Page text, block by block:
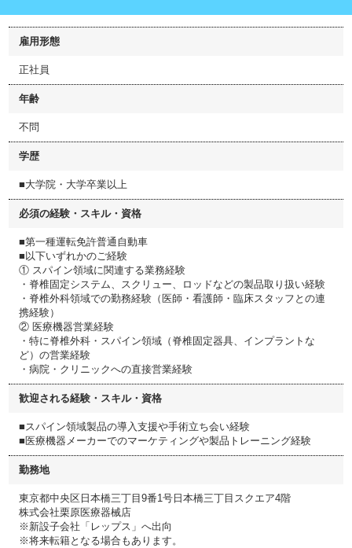
雇用形態
正社員
年齢
不問
学歴
■大学院・大学卒業以上
必須の経験・スキル・資格
■第一種運転免許普通自動車
■以下いずれかのご経験
① スパイン領域に関連する業務経験
・脊椎固定システム、スクリュー、ロッドなどの製品取り扱い経験
・脊椎外科領域での勤務経験（医師・看護師・臨床スタッフとの連
携経験）
② 医療機器営業経験
・特に脊椎外科・スパイン領域（脊椎固定器具、インプラントな
ど）の営業経験
・病院・クリニックへの直接営業経験
歓迎される経験・スキル・資格
■スパイン領域製品の導入支援や手術立ち会い経験
■医療機器メーカーでのマーケティングや製品トレーニング経験
勤務地
東京都中央区日本橋三丁目9番1号日本橋三丁目スクエア4階
株式会社栗原医療器械店
※新設子会社「レップス」へ出向
※将来転籍となる場合もあります。